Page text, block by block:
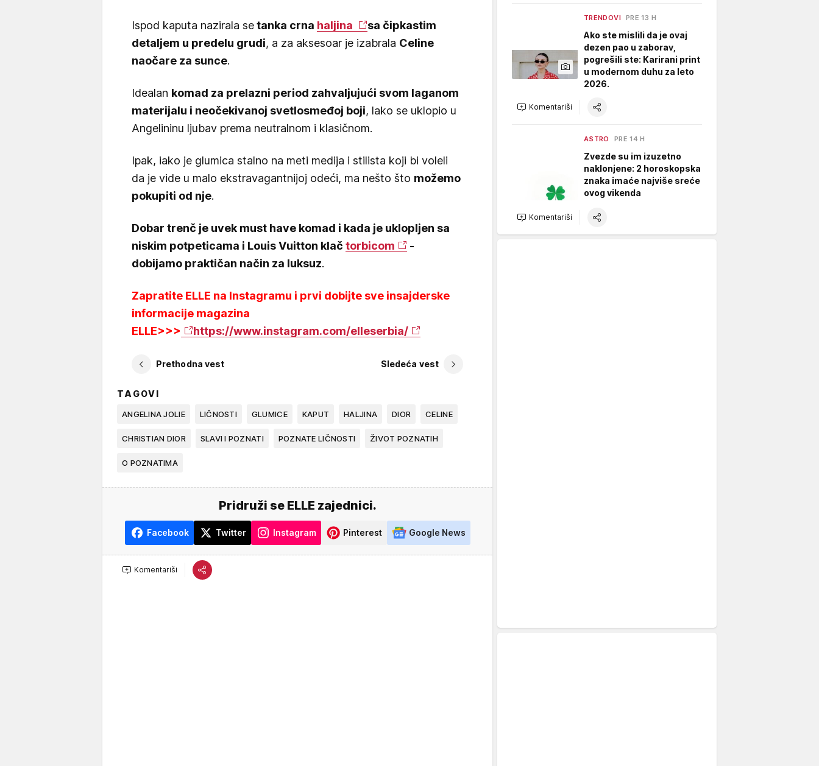
Ispod kaputa nazirala setanka crna haljina
sa čipkastim
detaljem u predelu grudi, a za aksesoar je izabrala Celine
naočare za sunce.
Idealan komad za prelazni period zahvaljujući svom laganom
materijalu i neočekivanoj svetlosmeđoj boji, lako se uklopio u
Angelininu ljubav prema neutralnom i klasičnom.
Ipak, iako je glumica stalno na meti medija i stilista koji bi voleli
da je vide u malo ekstravagantnijoj odeći, ma nešto što možemo
pokupiti od nje.
Dobar trenč je uvek must have komad i kada je uklopljen sa
niskim potpeticama i Louis Vuitton klač torbicom
-
dobijamo praktičan način za luksuz.
Zapratite ELLE na Instagramu i prvi dobijte sve insajderske
informacije magazina
ELLE>>>
https://www.instagram.com/elleserbia/
Prethodna vest Sledeća vest
TAGOVI
ANGELINA JOLIE LIČNOSTI GLUMICE KAPUT HALJINA DIOR CELINE
CHRISTIAN DIOR SLAVI I POZNATI POZNATE LIČNOSTI ŽIVOT POZNATIH
O POZNATIMA
Pridruži se ELLE zajednici.
Facebook Twitter Instagram Pinterest Google News
Komentariši
TRENDOVI PRE 13 H
Ako ste mislili da je ovaj
dezen pao u zaborav,
pogrešili ste: Karirani print
u modernom duhu za leto
2026.
Komentariši
ASTRO PRE 14 H
Zvezde su im izuzetno
naklonjene: 2 horoskopska
znaka imaće najviše sreće
ovog vikenda
Komentariši